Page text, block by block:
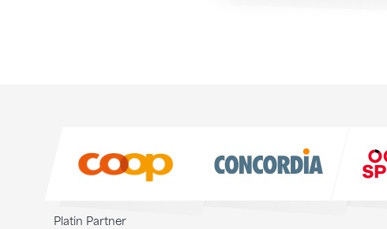
Platin Partner